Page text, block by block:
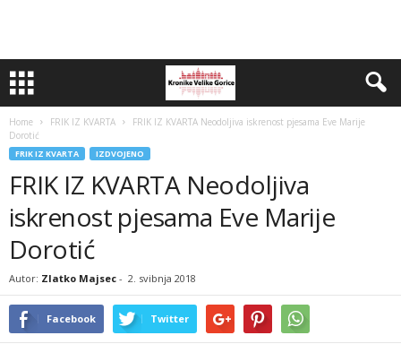
Home FRIK IZ KVARTA
FRIK IZ KVARTA Neodoljiva iskrenost pjesama Eve Marije
Dorotić
FRIK IZ KVARTA IZDVOJENO
FRIK IZ KVARTA Neodoljiva
iskrenost pjesama Eve Marije
Dorotić
Autor: Zlatko Majsec - 2. svibnja 2018
Facebook Twitter